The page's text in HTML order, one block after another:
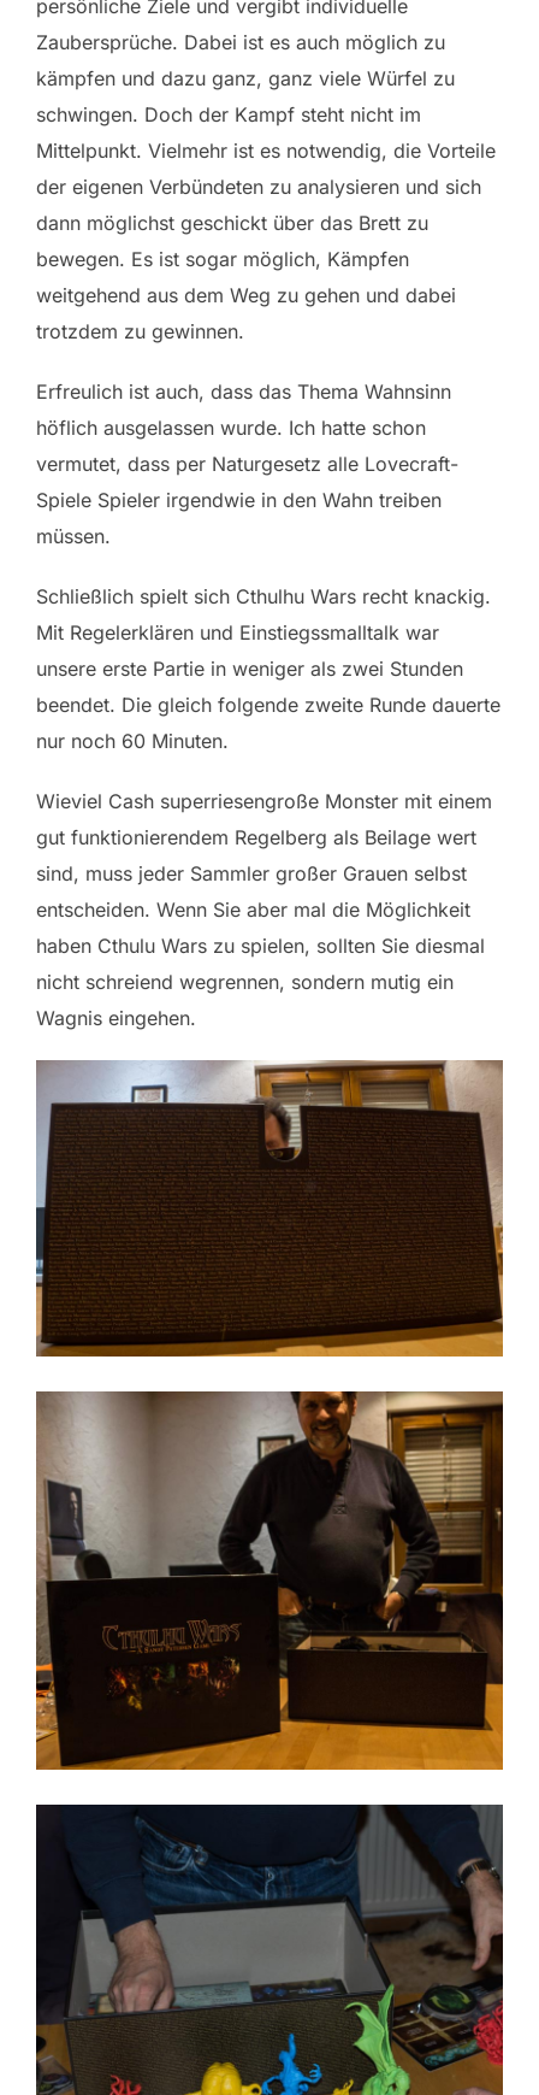
persönliche Ziele und vergibt individuelle
Zaubersprüche. Dabei ist es auch möglich zu
kämpfen und dazu ganz, ganz viele Würfel zu
schwingen. Doch der Kampf steht nicht im
Mittelpunkt. Vielmehr ist es notwendig, die Vorteile
der eigenen Verbündeten zu analysieren und sich
dann möglichst geschickt über das Brett zu
bewegen. Es ist sogar möglich, Kämpfen
weitgehend aus dem Weg zu gehen und dabei
trotzdem zu gewinnen.
Erfreulich ist auch, dass das Thema Wahnsinn
höflich ausgelassen wurde. Ich hatte schon
vermutet, dass per Naturgesetz alle Lovecraft-
Spiele Spieler irgendwie in den Wahn treiben
müssen.
Schließlich spielt sich Cthulhu Wars recht knackig.
Mit Regelerklären und Einstiegssmalltalk war
unsere erste Partie in weniger als zwei Stunden
beendet. Die gleich folgende zweite Runde dauerte
nur noch 60 Minuten.
Wieviel Cash superriesengroße Monster mit einem
gut funktionierendem Regelberg als Beilage wert
sind, muss jeder Sammler großer Grauen selbst
entscheiden. Wenn Sie aber mal die Möglichkeit
haben Cthulu Wars zu spielen, sollten Sie diesmal
nicht schreiend wegrennen, sondern mutig ein
Wagnis eingehen.